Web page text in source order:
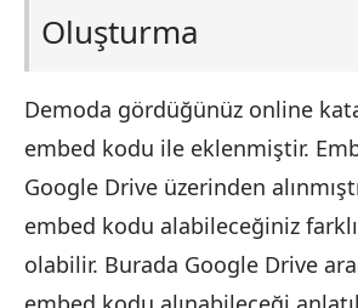
Oluşturma
Demoda gördüğünüz online
embed kodu ile eklenmiştir.
Google Drive üzerinden
embed kodu alabileceğiniz
olabilir. Burada Google Drive